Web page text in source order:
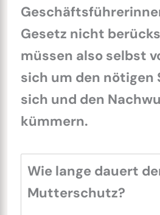
Gesetz nicht
müssen also selbst
sich um den nötigen
sich und den
kümmern.
Wie lange dauert
Mutterschutz?